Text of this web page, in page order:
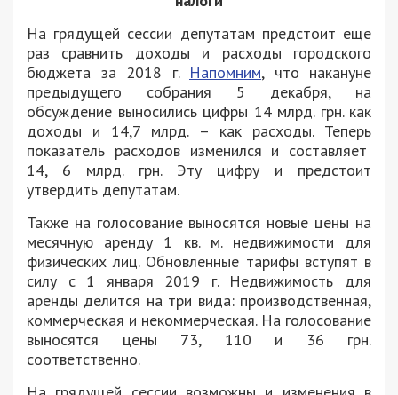
На грядущей сессии депутатам предстоит еще
раз сравнить доходы и расходы городского
бюджета за 2018 г. Напомним, что накануне
предыдущего собрания 5 декабря, на
обсуждение выносились цифры 14 млрд. грн. как
доходы и 14,7 млрд. – как расходы. Теперь
показатель расходов изменился и составляет
14, 6 млрд. грн. Эту цифру и предстоит
утвердить депутатам.
Также на голосование выносятся новые цены на
месячную аренду 1 кв. м. недвижимости для
физических лиц. Обновленные тарифы вступят в
силу с 1 января 2019 г. Недвижимость для
аренды делится на три вида: производственная,
коммерческая и некоммерческая. На голосование
выносятся цены 73, 110 и 36 грн.
соответственно.